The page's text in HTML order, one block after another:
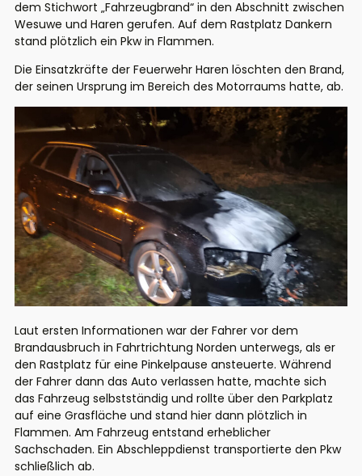
dem Stichwort „Fahrzeugbrand“ in den Abschnitt zwischen
Wesuwe und Haren gerufen. Auf dem Rastplatz Dankern
stand plötzlich ein Pkw in Flammen.
Die Einsatzkräfte der Feuerwehr Haren löschten den Brand,
der seinen Ursprung im Bereich des Motorraums hatte, ab.
Laut ersten Informationen war der Fahrer vor dem
Brandausbruch in Fahrtrichtung Norden unterwegs, als er
den Rastplatz für eine Pinkelpause ansteuerte. Während
der Fahrer dann das Auto verlassen hatte, machte sich
das Fahrzeug selbstständig und rollte über den Parkplatz
auf eine Grasfläche und stand hier dann plötzlich in
Flammen. Am Fahrzeug entstand erheblicher
Sachschaden. Ein Abschleppdienst transportierte den Pkw
schließlich ab.